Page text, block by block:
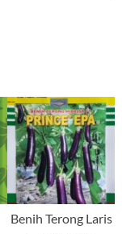
Benih Terong Laris